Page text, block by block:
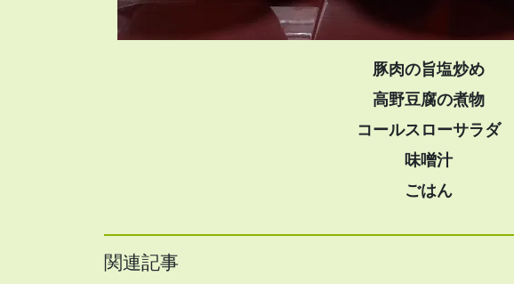
豚肉の旨塩炒め
高野豆腐の煮物
コールスローサラダ
味噌汁
ごはん
関連記事